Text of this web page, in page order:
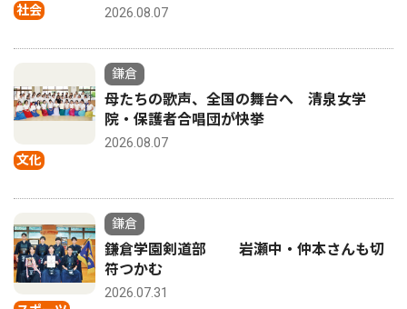
社会 2026.08.07
文化
鎌倉
母たちの歌声、全国の舞台へ 清泉女学
院・保護者合唱団が快挙
2026.08.07
鎌倉
鎌倉学園剣道部 岩瀬中・仲本さんも切
符つかむ
2026.07.31